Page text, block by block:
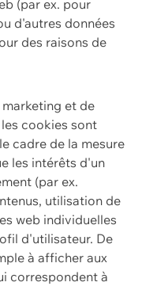
(par ex. pour
d'autres données
des raisons de
et de
cookies sont
cadre de la mesure
les intérêts d'un
(par ex.
utilisation de
web individuelles
d'utilisateur. De
à afficher aux
correspondent à